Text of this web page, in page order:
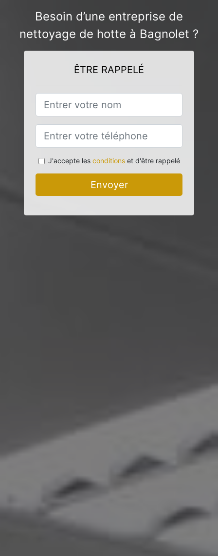
Besoin d’une entreprise de
nettoyage de hotte à Bagnolet ?
ÊTRE RAPPELÉ
J'accepte les conditionset d'être rappelé
Envoyer